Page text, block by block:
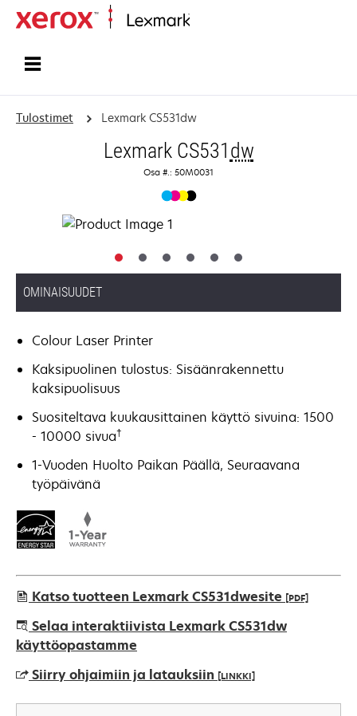
Tulostimet Lexmark CS531dw
Lexmark CS531 dw
Osa #.: 50M0031
OMINAISUUDET
Colour Laser Printer
Kaksipuolinen tulostus: Sisäänrakennettu
kaksipuolisuus
Suositeltava kuukausittainen käyttö sivuina: 1500
- 10000 sivua†
1-Vuoden Huolto Paikan Päällä, Seuraavana
työpäivänä
Katso tuotteen Lexmark CS531dwesite [PDF]
opens
in
new
tab
Selaa interaktiivista Lexmark CS531dw
käyttöopastamme
Siirry ohjaimiin ja latauksiin [LINKKI]
opens